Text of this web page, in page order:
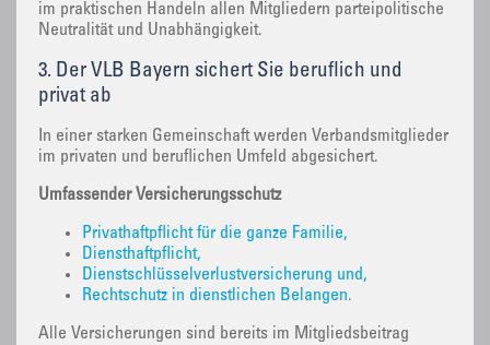
im praktischen Handeln allen Mitgliedern parteipolitische
Neutralität und Unabhängigkeit.
3. Der VLB Bayern sichert Sie beruflich und
privat ab
In einer starken Gemeinschaft werden Verbandsmitglieder
im privaten und beruflichen Umfeld abgesichert.
Umfassender Versicherungsschutz
Privathaftpflicht für die ganze Familie,
Diensthaftpflicht,
Dienstschlüsselverlustversicherung und,
Rechtschutz in dienstlichen Belangen.
Alle Versicherungen sind bereits im Mitgliedsbeitrag